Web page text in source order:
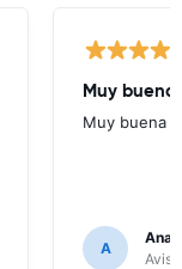
Muy buena
Muy buena
A
Ana
Avis